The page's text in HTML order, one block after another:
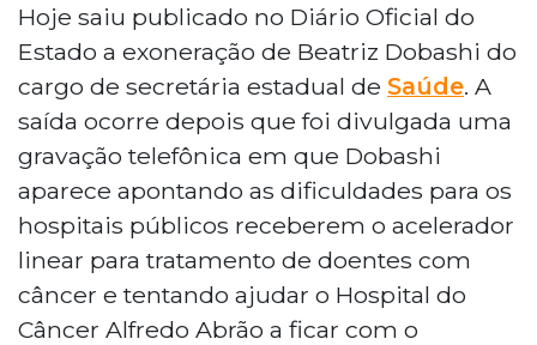
Hoje saiu publicado no Diário Oficial do
Estado a exoneração de Beatriz Dobashi do
cargo de secretária estadual de Saúde. A
saída ocorre depois que foi divulgada uma
gravação telefônica em que Dobashi
aparece apontando as dificuldades para os
hospitais públicos receberem o acelerador
linear para tratamento de doentes com
câncer e tentando ajudar o Hospital do
Câncer Alfredo Abrão a ficar com o